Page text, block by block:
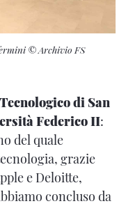
© Archivio FS
di San
Federico II:
del quale
grazie
e Deloitte,
concluso da